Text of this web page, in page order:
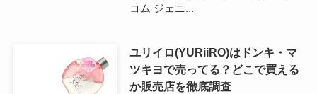
コム ジェニ...
ユリイロ(YURiiRO)はドンキ・マ
ツキヨで売ってる？どこで買える
か販売店を徹底調査